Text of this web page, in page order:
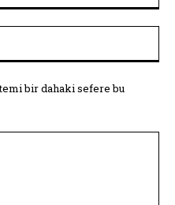
bir dahaki sefere bu